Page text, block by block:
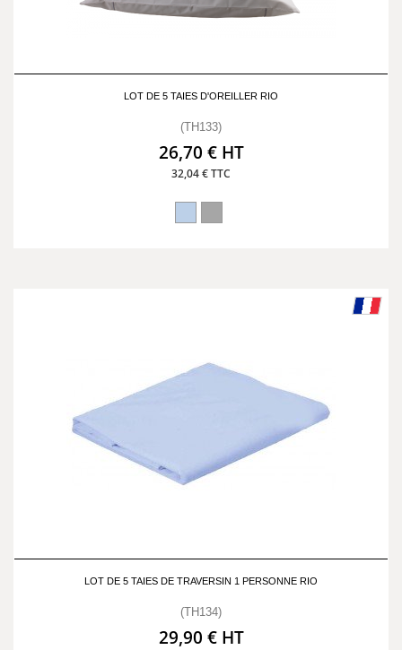
LOT DE 5 TAIES D'OREILLER RIO
(TH133)
26,70 € HT
32,04 € TTC
LOT DE 5 TAIES DE TRAVERSIN 1 PERSONNE RIO
(TH134)
29,90 € HT